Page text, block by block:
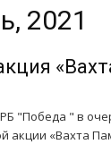
2021
"Победа " в
акции «Вахта